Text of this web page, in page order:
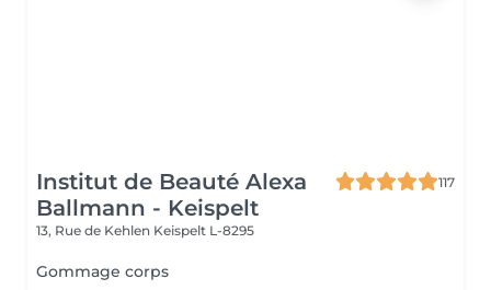
Institut de Beauté Alexa
Ballmann - Keispelt
117
13, Rue de Kehlen Keispelt L-8295
Gommage corps